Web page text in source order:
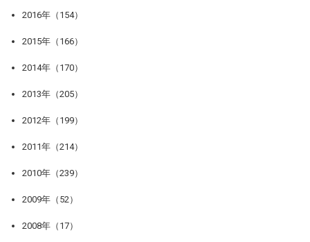
2016年（154）
2015年（166）
2014年（170）
2013年（205）
2012年（199）
2011年（214）
2010年（239）
2009年（52）
2008年（17）